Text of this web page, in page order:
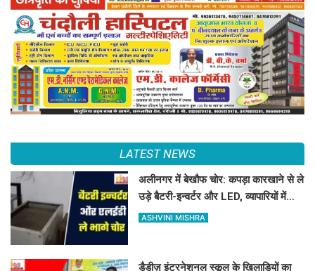
LATEST NEWS
अलीनगर में बेखौफ चोर: कपड़ा कारखाने से ले
उड़े बैटरी-इन्वर्टर और LED, व्यापारियों में
फैला भारी गुस्सा
ASHVINI MISHRA
डैडीज़ इंटरनेशनल स्कूल के खिलाड़ियों का